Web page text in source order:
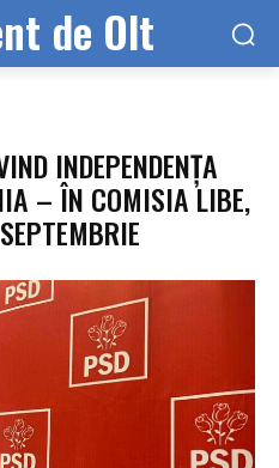
de Olt
INDEPENDENȚA
– ÎN COMISIA LIBE,